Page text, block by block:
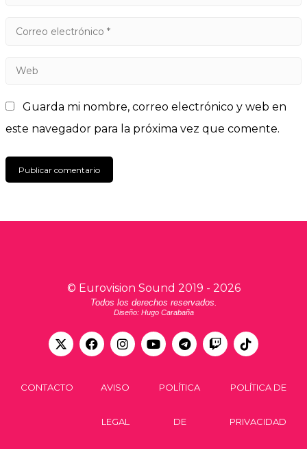
Guarda mi nombre, correo electrónico y web en
este navegador para la próxima vez que comente.
© Eurovision Sound 2019 - 2026
Todos los derechos reservados.
Diseño: Hugo Carabaña
CONTACTO AVISO
LEGAL
POLÍTICA
DE
POLÍTICA DE
PRIVACIDAD